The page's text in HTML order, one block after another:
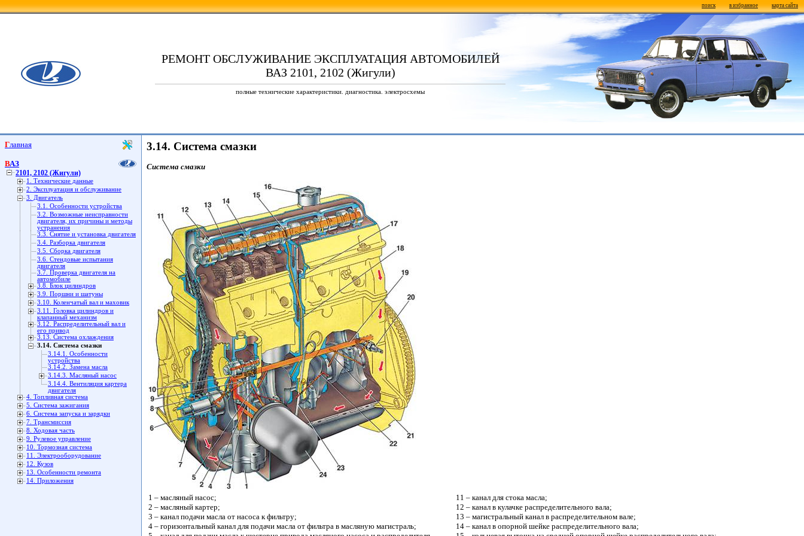
поиск в избранное карта сайта
РЕМОНТ ОБСЛУЖИВАНИЕ ЭКСПЛУАТАЦИЯ АВТОМОБИЛЕЙ
ВАЗ 2101, 2102 (Жигули)
полные технические характеристики. диагностика. электросхемы
Главная
ВАЗ
2101, 2102 (Жигули)
1. Технические данные
2. Эксплуатация и обслуживание
3. Двигатель
3.1. Особенности устройства
3.2. Возможные неисправности
двигателя, их причины и методы
устранения
3.3. Снятие и установка двигателя
3.4. Разборка двигателя
3.5. Сборка двигателя
3.6. Стендовые испытания
двигателя
3.7. Проверка двигателя на
автомобиле
3.8. Блок цилиндров
3.9. Поршни и шатуны
3.10. Коленчатый вал и маховик
3.11. Головка цилиндров и
клапанный механизм
3.12. Распределительный вал и
его привод
3.13. Система охлаждения
3.14. Система смазки
3.14.1. Особенности
устройства
3.14.2. Замена масла
3.14.3. Масляный насос
3.14.4. Вентиляция картера
двигателя
4. Топливная система
5. Система зажигания
6. Система запуска и зарядки
7. Трансмиссия
8. Ходовая часть
9. Рулевое управление
10. Тормозная система
11. Электрооборудование
12. Кузов
13. Особенности ремонта
14. Приложения
3.14. Система смазки
Система смазки
1 – масляный насос;
2 – масляный картер;
3 – канал подачи масла от насоса к фильтру;
4 – горизонтальный канал для подачи масла от фильтра в масляную магистраль;
11 – канал для стока масла;
12 – канал в кулачке распределительного вала;
13 – магистральный канал в распределительном вале;
14 – канал в опорной шейке распределительного вала;